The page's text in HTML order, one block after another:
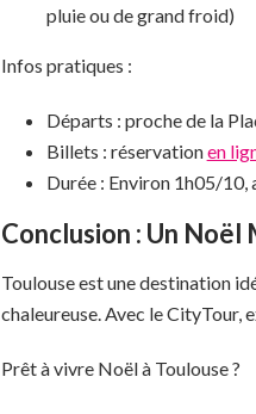
pluie ou de grand froid)
Infos pratiques :
Départs : proche de la
Billets : réservationen
Durée : Environ 1h05/10,
Conclusion : Un Noël
Toulouse est une destination
chaleureuse. Avec le CityTour,
Prêt à vivre Noël à Toulouse ?